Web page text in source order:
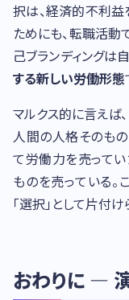
択は、経済的不利益
ためにも、転職活動
己ブランディングは
する新しい労働形態
マルクス的に言えば
人間の人格そのも
て労働力を売って
ものを売っている
「選択」として片付
おわりに —